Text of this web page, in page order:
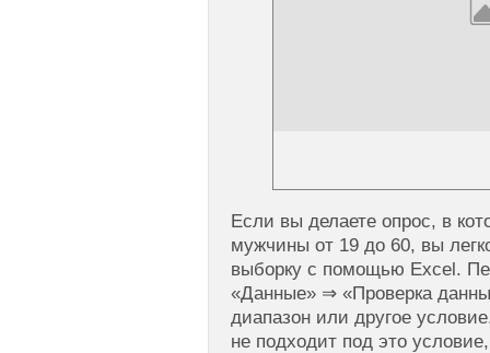
Если вы делаете опрос, в
мужчины от 19 до 60, вы
выборку с помощью Excel.
«Данные» ⇒ «Проверка
диапазон или другое
не подходит под это